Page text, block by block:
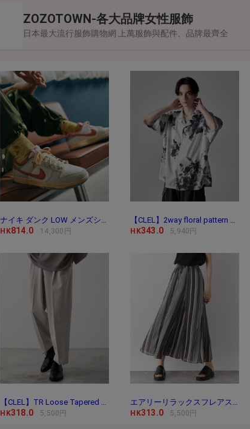
ZOZOTOWN-各大品牌女性服飾
日本最大流行服飾購物網 上萬服飾與配件、品牌最齊全
HK814.0 14,300円 HK343.0 5,940円
HK318.0 5,500円 HK313.0 5,500円